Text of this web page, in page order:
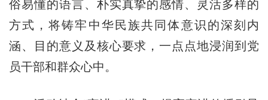
俗易懂的语言、朴实真挚的感情、灵活多样的
方式，将铸牢中华民族共同体意识的深刻内
涵、目的意义及核心要求，一点点地浸润到党
员干部和群众心中。